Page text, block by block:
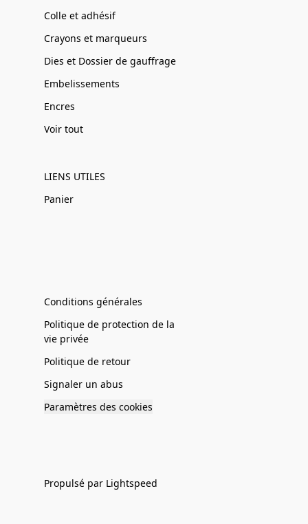
Colle et adhésif
Crayons et marqueurs
Dies et Dossier de gauffrage
Embelissements
Encres
Voir tout
LIENS UTILES
Panier
Conditions générales
Politique de protection de la
vie privée
Politique de retour
Signaler un abus
Paramètres des cookies
Propulsé par Lightspeed